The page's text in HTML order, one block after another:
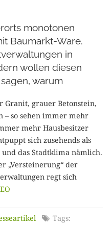
monotonen
Baumarkt-Ware.
in
wollen diesen
warum
Granit, grauer Betonstein,
– so sehen immer mehr
mehr Hausbesitzer
sich zusehends als
das Stadtklima nämlich.
„Versteinerung“ der
regt sich
Tags: